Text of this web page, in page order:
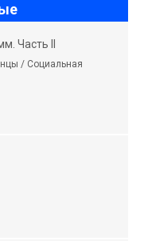
Часть II
/ Социальная